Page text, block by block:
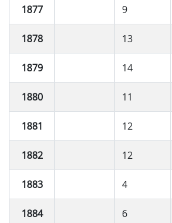
1877 9
1878 13
1879 14
1880 11
1881 12
1882 12
1883 4
1884 6